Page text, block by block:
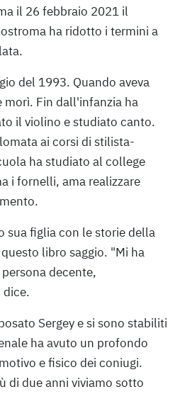
il 26 febbraio 2021 il
ha ridotto i termini a
del 1993. Quando aveva
morì. Fin dall'infanzia ha
il violino e studiato canto.
ai corsi di stilista-
ha studiato al college
i fornelli, ama realizzare
sua figlia con le storie della
libro saggio. "Mi ha
decente,
dice.
Sergey e si sono stabiliti
ha avuto un profondo
e fisico dei coniugi.
di due anni viviamo sotto